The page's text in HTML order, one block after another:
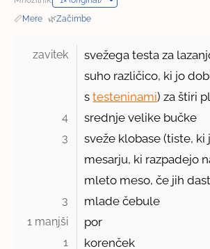
📏Mere · 🌿Začimbe
zavitek
svežega testa za
suho različico, ki jo
stesteninami) za štiri
4 srednje velike bučke
3
sveže klobase (tiste, ki
mesarju, ki razpadejo
mleto meso, če jih
3 mlade čebule
1 manjši por
1 korenček